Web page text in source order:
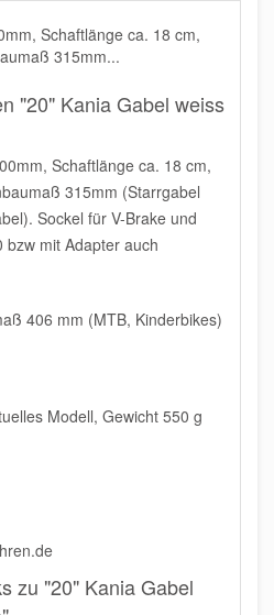
Schaftlänge ca. 18 cm,
315mm...
"20" Kania Gabel weiss
Schaftlänge ca. 18 cm,
315mm (Starrgabel
Sockel für V-Brake und
mit Adapter auch
406 mm (MTB, Kinderbikes)
Modell, Gewicht 550 g
zu "20" Kania Gabel